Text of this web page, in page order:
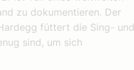
zu dokumentieren. Der
füttert die Sing- und
sind, um sich